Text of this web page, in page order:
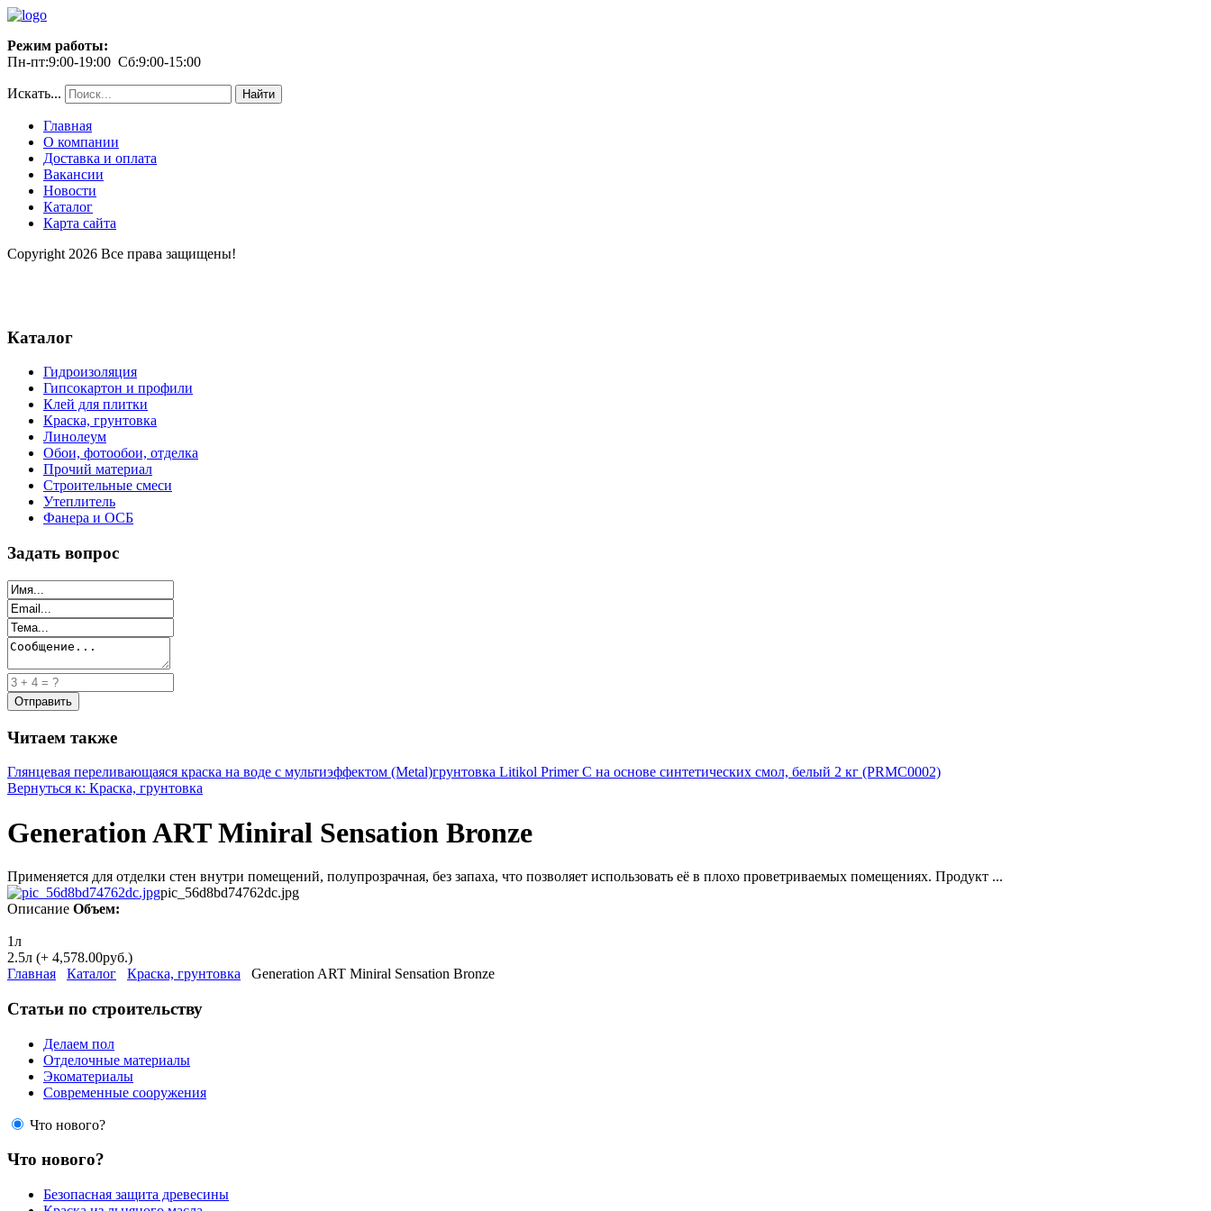
Режим работы:
Пн-пт:9:00-19:00 Сб:9:00-15:00
Искать... Найти
Главная
О компании
Доставка и оплата
Вакансии
Новости
Каталог
Карта сайта
Copyright 2026 Все права защищены!
Каталог
Гидроизоляция
Гипсокартон и профили
Клей для плитки
Краска, грунтовка
Линолеум
Обои, фотообои, отделка
Прочий материал
Строительные смеси
Утеплитель
Фанера и ОСБ
Задать вопрос
Читаем также
Глянцевая переливающаяся краска на воде с мультиэффектом (Metal)грунтовка Litikol Primer C на основе синтетических смол, белый 2 кг (PRMC0002)
Вернуться к: Краска, грунтовка
Generation ART Miniral Sensation Bronze
Применяется для отделки стен внутри помещений, полупрозрачная, без запаха, что позволяет использовать её в плохо проветриваемых помещениях. Продукт ...
pic_56d8bd74762dc.jpg
Описание Объем:
1л
2.5л (+ 4,578.00руб.)
Главная
Каталог Краска, грунтовка Generation ART Miniral Sensation Bronze
Статьи по строительству
Делаем пол
Отделочные материалы
Экоматериалы
Современные сооружения
Что нового?
Что нового?
Безопасная защита древесины